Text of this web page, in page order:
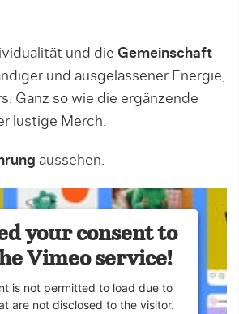
und die Gemeinschaft
und ausgelassener Energie,
Ganz so wie die ergänzende
lustige Merch.
aussehen.
your consent to
Vimeo service!
is not permitted to load due to
are not disclosed to the visitor.